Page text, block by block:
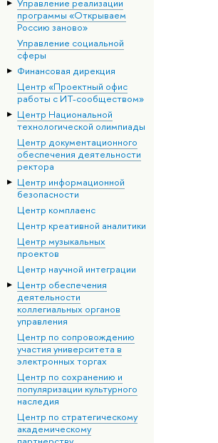
Управление реализации
программы «Открываем
Россию заново»
Управление социальной
сферы
Финансовая дирекция
Центр «Проектный офис
работы с ИТ-сообществом»
Центр Национальной
технологической олимпиады
Центр документационного
обеспечения деятельности
ректора
Центр информационной
безопасности
Центр комплаенс
Центр креативной аналитики
Центр музыкальных
проектов
Центр научной интеграции
Центр обеспечения
деятельности
коллегиальных органов
управления
Центр по сопровождению
участия университета в
электронных торгах
Центр по сохранению и
популяризации культурного
наследия
Центр по стратегическому
академическому